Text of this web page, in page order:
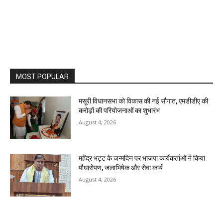
MOST POPULAR
मसूरी विधानसभा को विकास की नई सौगात, एमडीडीए की
करोड़ों की परियोजनाओं का शुभारंभ
August 4, 2026
महेंद्र भट्ट के जन्मदिन पर भाजपा कार्यकर्ताओं ने किया
पौधारोपण, जलाभिषेक और सेवा कार्य
August 4, 2026